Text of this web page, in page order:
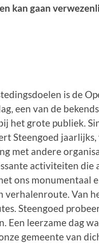
kan gaan verwe
is de
een van de
het grote publiek.
Steengoed jaarlijks,
met andere
activiteiten die
ons monumentaal
verhalenroute. Van
Steengoed
Een leerzame dag
gemeente van